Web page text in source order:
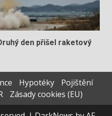
den přišel raketový
Hypotéky
Pojištění
Zásady cookies (EU)